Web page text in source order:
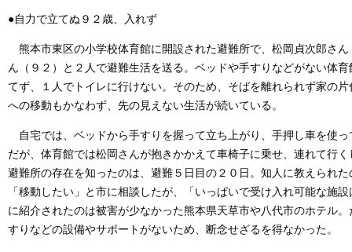
●自力で立てぬ９２歳、入れず
熊本市東区の小学校体育館に開設された避難所で、松岡貞次郎さ
ん（９２）と２人で避難生活を送る。ベッドや手すりなどがない体
てず、１人でトイレに行けない。そのため、そばを離れられず家の
への移動もかなわず、先の見えない生活が続いている。
自宅では、ベッドから手すりを握って立ち上がり、手押し車を使
だが、体育館では松岡さんが抱きかかえて車椅子に乗せ、連れて行
避難所の存在を知ったのは、避難５日目の２０日。知人に教えられ
「移動したい」と市に相談したが、「いっぱいで受け入れ可能な施
に紹介されたのは被害が少なかった熊本県天草市や八代市のホテル
すりなどの設備やサポートがないため、断念せざるを得なかった。